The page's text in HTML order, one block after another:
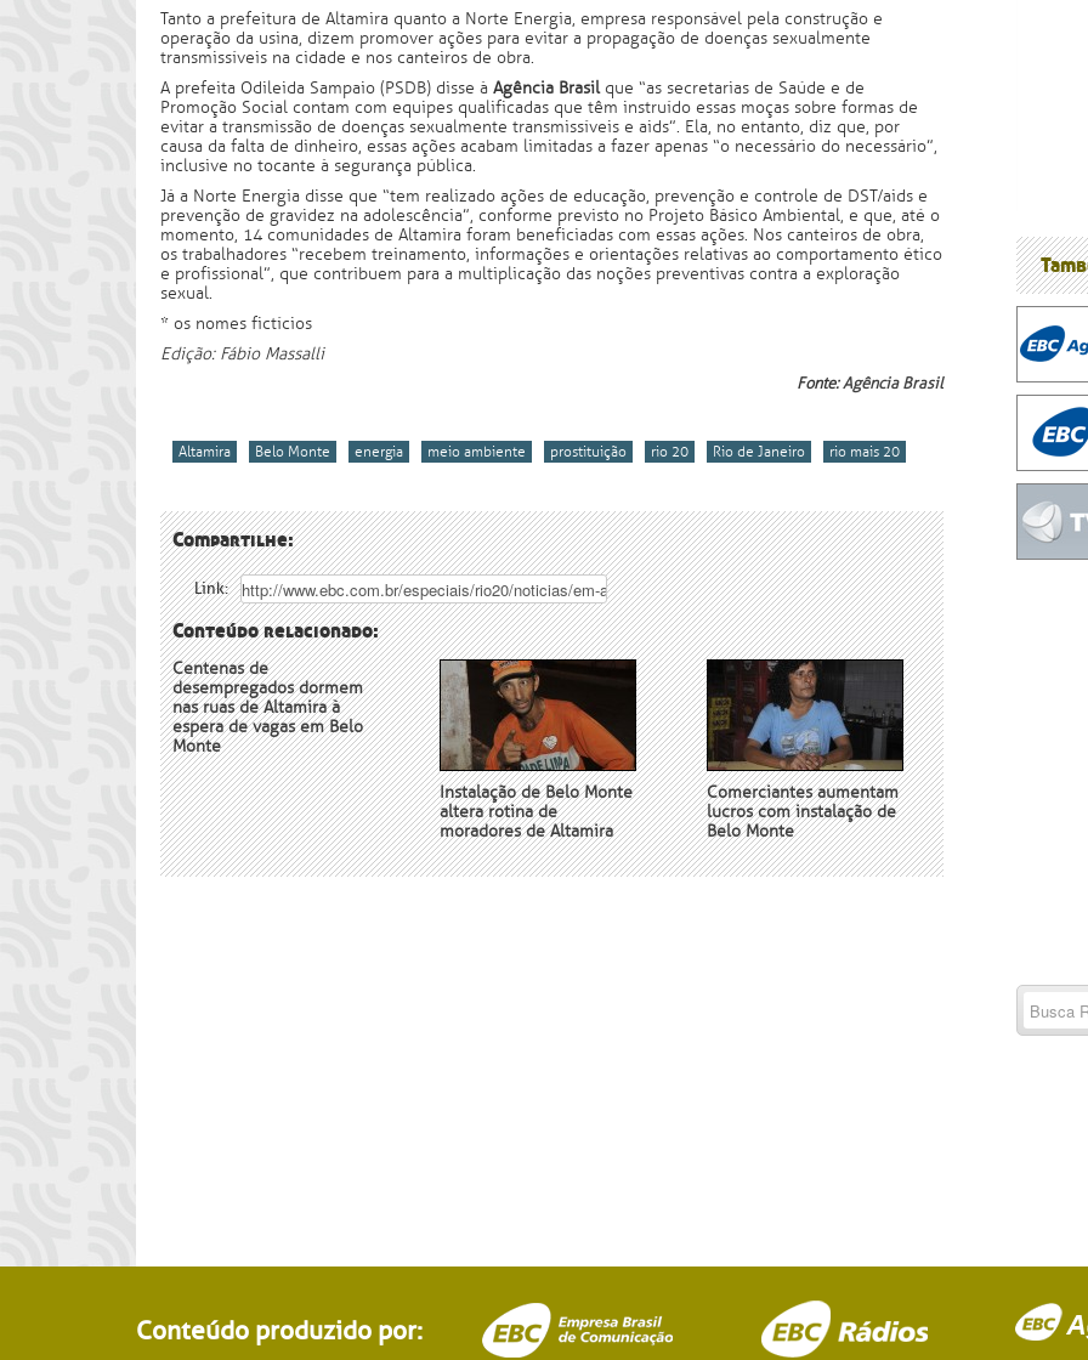
Tanto a prefeitura de Altamira quanto a Norte Energia, empresa responsável pela construção e
operação da usina, dizem promover ações para evitar a propagação de doenças sexualmente
transmissíveis na cidade e nos canteiros de obra.
A prefeita Odileida Sampaio (PSDB) disse à Agência Brasilque “as secretarias de Saúde e de
Promoção Social contam com equipes qualificadas que têm instruído essas moças sobre formas de
evitar a transmissão de doenças sexualmente transmissíveis e aids”. Ela, no entanto, diz que, por
causa da falta de dinheiro, essas ações acabam limitadas a fazer apenas “o necessário do necessário”,
inclusive no tocante à segurança pública.
Já a Norte Energia disse que “tem realizado ações de educação, prevenção e controle de DST/aids e
prevenção de gravidez na adolescência”, conforme previsto no Projeto Básico Ambiental, e que, até o
momento, 14 comunidades de Altamira foram beneficiadas com essas ações. Nos canteiros de obra,
os trabalhadores “recebem treinamento, informações e orientações relativas ao comportamento ético
e profissional”, que contribuem para a multiplicação das noções preventivas contra a exploração
sexual.
* os nomes fictícios
Edição: Fábio Massalli
Fonte:Agência Brasil
Altamira Belo Monte energia meio ambiente prostituição rio 20 Rio de Janeiro rio mais 20
Compartilhe:
Link:
Conteúdo relacionado:
Centenas de
desempregados dormem
nas ruas de Altamira à
espera de vagas em Belo
Monte
Instalação de Belo Monte
altera rotina de
moradores de Altamira
Comerciantes aumentam
lucros com instalação de
Belo Monte
Buscar
por:
Conteúdo produzido por: